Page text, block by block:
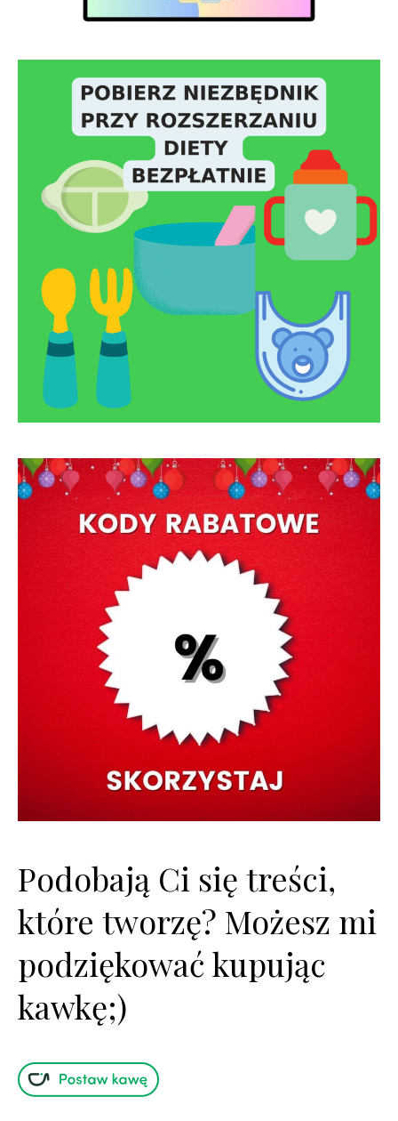
Podobają Ci się treści,
które tworzę? Możesz mi
podziękować kupując
kawkę;)